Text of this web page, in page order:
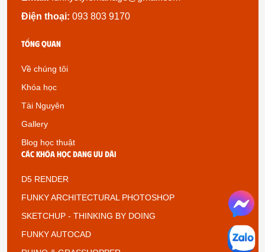
Điện thoại: 093 803 9170
Tổng quan
Về chúng tôi
Khóa học
Tài Nguyên
Gallery
Blog học thuật
Các khóa học đang ưu đãi
D5 RENDER
FUNKY ARCHITECTURAL PHOTOSHOP
SKETCHUP - THINKING BY DOING
FUNKY AUTOCAD